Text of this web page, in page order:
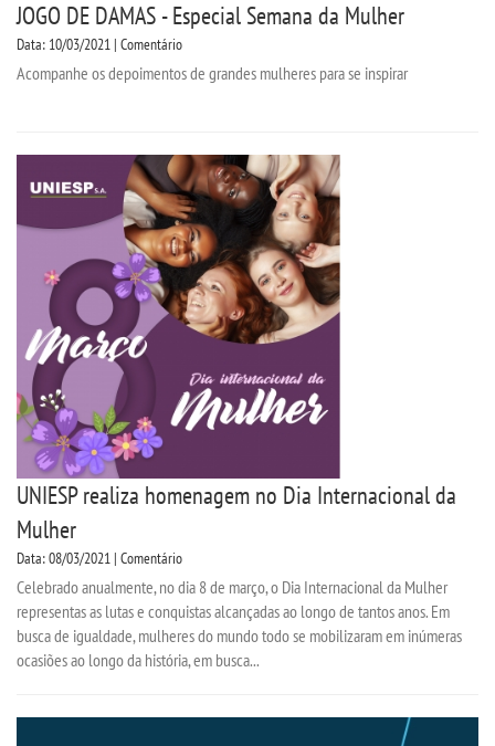
JOGO DE DAMAS - Especial Semana da Mulher
Data: 10/03/2021 | Comentário
Acompanhe os depoimentos de grandes mulheres para se inspirar
UNIESP realiza homenagem no Dia Internacional da
Mulher
Data: 08/03/2021 | Comentário
Celebrado anualmente, no dia 8 de março, o Dia Internacional da Mulher
representas as lutas e conquistas alcançadas ao longo de tantos anos. Em
busca de igualdade, mulheres do mundo todo se mobilizaram em inúmeras
ocasiões ao longo da história, em busca...